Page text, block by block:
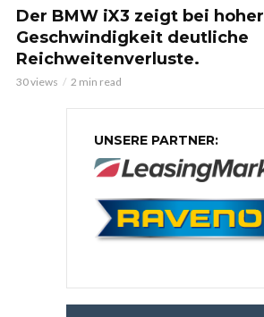
Der BMW iX3 zeigt bei hoher
Geschwindigkeit deutliche
Reichweitenverluste.
30 views 2 min read
UNSERE PARTNER: